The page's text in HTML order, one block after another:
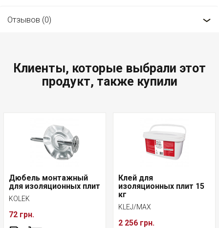
Отзывов (0)
Клиенты, которые выбрали этот
продукт, также купили
Дюбель монтажный
для изоляционных плит
KOLEK
72 грн.
Клей для
изоляционных плит 15
кг
KLEJ/MAX
2 256 грн.